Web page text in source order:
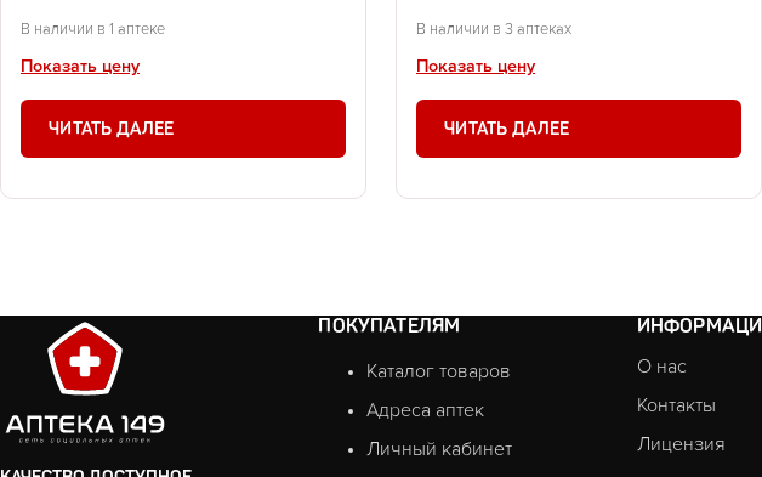
В наличии в 1 аптеке
Показать цену
ЧИТАТЬ ДАЛЕЕ
В наличии в 3 аптеках
Показать цену
ЧИТАТЬ ДАЛЕЕ
ПОКУПАТЕЛЯМ
Каталог товаров
Адреса аптек
Личный кабинет
О нас
Контакты
Лицензия